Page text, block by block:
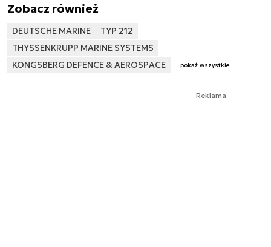
Zobacz również
DEUTSCHE MARINE
TYP 212
THYSSENKRUPP MARINE SYSTEMS
KONGSBERG DEFENCE & AEROSPACE
pokaż wszystkie
Reklama